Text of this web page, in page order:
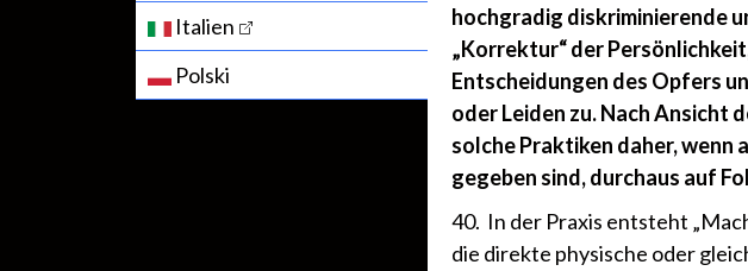
Italien
Polski
hochgradig diskriminierende
„Korrektur“ der
Entscheidungen des Opfers
oder Leiden zu. Nach Ansicht
solche Praktiken daher, wenn
gegeben sind, durchaus auf
40. In der Praxis entsteht
die direkte physische oder